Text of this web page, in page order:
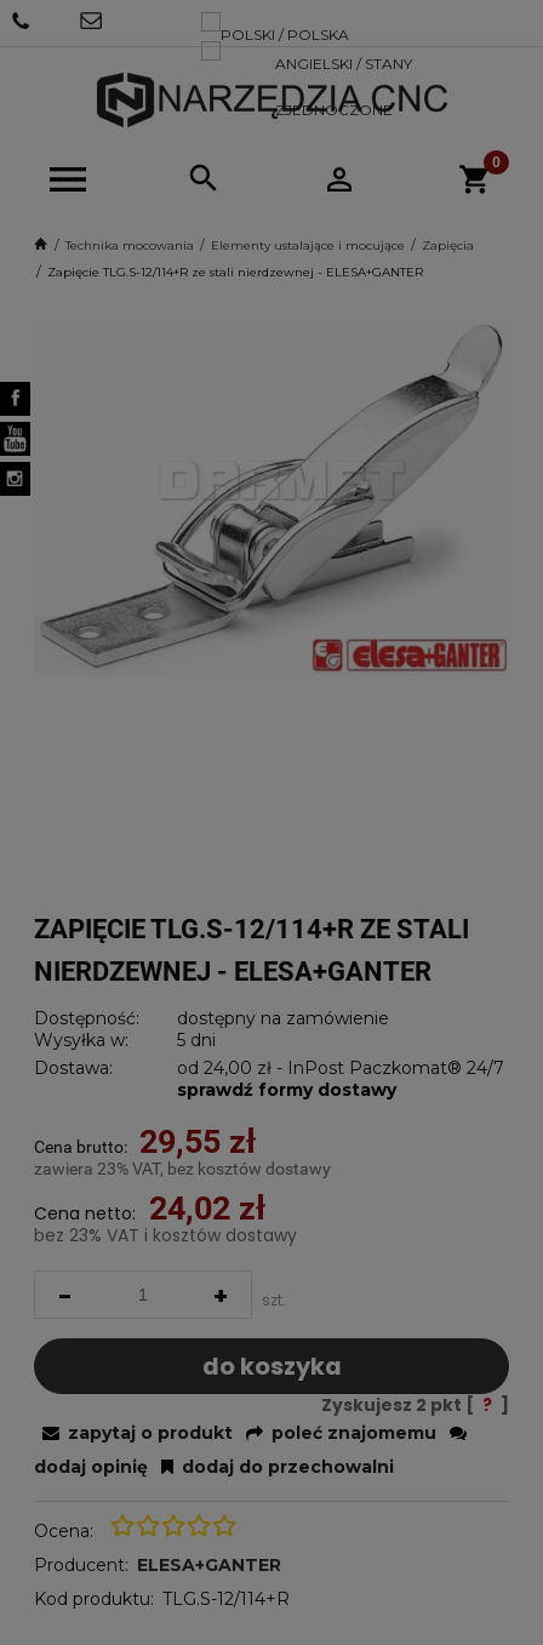
Technika mocowania Elementy ustalające i mocujące
Zapięcia
Zapięcie TLG.S-12/114+R ze stali nierdzewnej - ELESA+GANTER
ZAPIĘCIE TLG.S-12/114+R ZE STALI
NIERDZEWNEJ - ELESA+GANTER
Dostępność:
dostępny na zamówienie
Wysyłka w:
5 dni
Dostawa:
od 24,00 zł - InPost Paczkomat® 24/7
sprawdź formy dostawy
Cena brutto: 29,55 zł
zawiera 23% VAT, bez kosztów dostawy
Cena netto: 24,02 zł
bez 23% VAT i kosztów dostawy
- + szt.
do koszyka
Zyskujesz 2 pkt [ ? ]
Ocena:
Producent: ELESA+GANTER
Kod produktu: TLG.S-12/114+R
zapytaj o produkt
poleć znajomemu
dodaj opinię
dodaj do przechowalni